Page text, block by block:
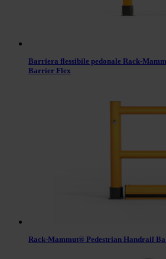
Barriera flessibile pedonale Rack-
Barrier Flex
Rack-Mammut® Pedestrian Handrail